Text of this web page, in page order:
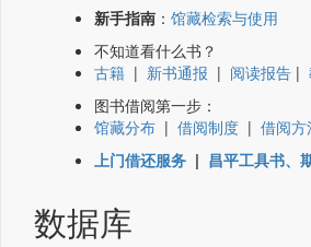
新手指南 ： 馆藏检索与使用
不知道看什么书？
古籍 | 新书通报 | 阅读报告 |
图书借阅第一步：
馆藏分布 | 借阅制度 | 借阅方
上门借还服务 | 昌平工具书、
数据库